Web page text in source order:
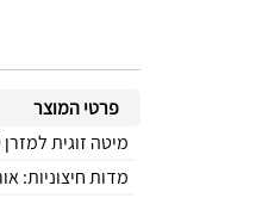
פרטי המוצר
מיטה זוגית למזרן 80/190.
מדות חיצוניות: אורך:195, רוחב: 240 ראש